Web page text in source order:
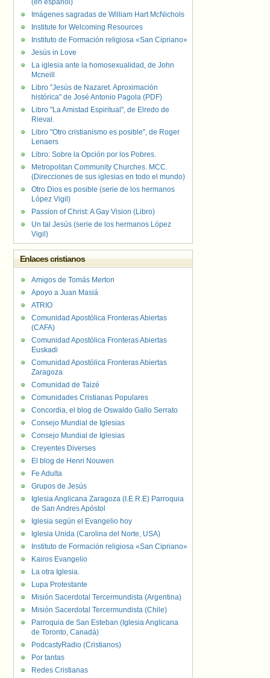
(en español)
Imágenes sagradas de William Hart McNichols
Institute for Welcoming Resources
Instituto de Formación religiosa «San Cipriano»
Jesús in Love
La iglesia ante la homosexualidad, de John
Mcneill
Libro "Jesús de Nazaret. Aproximación
histórica" de José Antonio Pagola (PDF)
Libro "La Amistad Espiritual", de Elredo de
Rieval.
Libro "Otro cristianismo es posible", de Roger
Lenaers
Libro: Sobre la Opción por los Pobres.
Metropolitan Community Churches. MCC.
(Direcciones de sus iglesias en todo el mundo)
Otro Dios es posible (serie de los hermanos
López Vigil)
Passion of Christ: A Gay Vision (Libro)
Un tal Jesús (serie de los hermanos López
Vigil)
Enlaces cristianos
Amigos de Tomás Merton
Apoyo a Juan Masiá
ATRIO
Comunidad Apostólica Fronteras Abiertas
(CAFA)
Comunidad Apostólica Fronteras Abiertas
Euskadi
Comunidad Apostólica Fronteras Abiertas
Zaragoza
Comunidad de Taizé
Comunidades Cristianas Populares
Concordia, el blog de Oswaldo Gallo Serrato
Consejo Mundial de Iglesias
Consejo Mundial de Iglesias
Creyentes Diverses
El blog de Henri Nouwen
Fe Adulta
Grupos de Jesús
Iglesia Anglicana Zaragoza (I.E.R.E) Parroquia
de San Andres Apóstol
Iglesia según el Evangelio hoy
Iglesia Unida (Carolina del Norte, USA)
Instituto de Formación religiosa «San Cipriano»
Kairos Evangelio
La otra Iglesia.
Lupa Protestante
Misión Sacerdotal Tercermundista (Argentina)
Misión Sacerdotal Tercermundista (Chile)
Parroquia de San Esteban (Iglesia Anglicana
de Toronto, Canadá)
PodcastyRadio (Cristianos)
Por tantas
Redes Cristianas